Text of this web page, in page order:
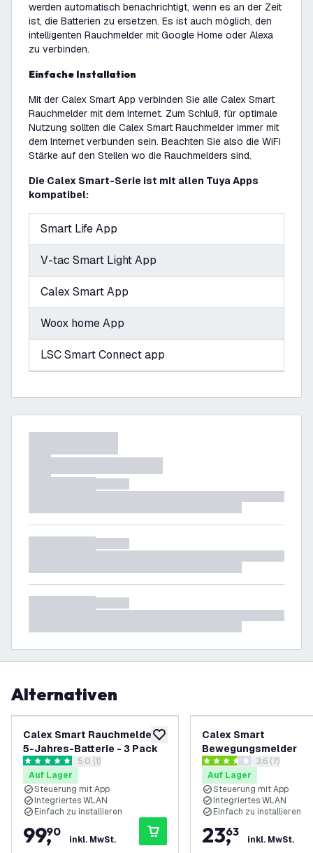
werden automatisch benachrichtigt, wenn es an der Zeit
ist, die Batterien zu ersetzen. Es ist auch möglich, den
intelligenten Rauchmelder mit Google Home oder Alexa
zu verbinden.
Einfache Installation
Mit der Calex Smart App verbinden Sie alle Calex Smart
Rauchmelder mit dem Internet. Zum Schluß, für optimale
Nutzung sollten die Calex Smart Rauchmelder immer mit
dem Internet verbunden sein. Beachten Sie also die WiFi
Stärke auf den Stellen wo die Rauchmelders sind.
Die Calex Smart-Serie ist mit allen Tuya Apps
kompatibel:
Smart Life App
V-tac Smart Light App
Calex Smart App
Woox home App
LSC Smart Connect app
Alternativen
zur Wunschliste hinzufügen
Calex Smart Rauchmelder
5-Jahres-Batterie - 3 Pack
Bewertungsbereich öffnen
5 Bewertungssterne
5.0 (1)
Auf Lager
Steuerung mit App
Integriertes WLAN
Einfach zu installieren
99,
90
inkl. MwSt.
Calex Smart
Bewegungsmelder
3.6 Bewertungssterne
3.6 (7)
Auf Lager
Steuerung mit App
Integriertes WLAN
Einfach zu installieren
23,
63
inkl. MwSt.